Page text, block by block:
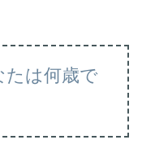
たは何歳で